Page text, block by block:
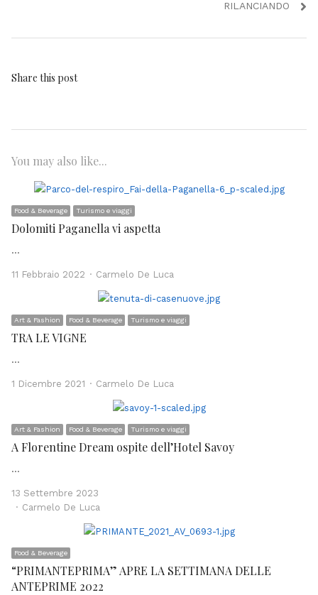
RILANCIANDO
Share this post
You may also like...
Food & Beverage Turismo e viaggi
Dolomiti Paganella vi aspetta
…
11 Febbraio 2022 Author
Carmelo De Luca
Art & Fashion Food & Beverage Turismo e viaggi
TRA LE VIGNE
…
1 Dicembre 2021 Author
Carmelo De Luca
Art & Fashion Food & Beverage Turismo e viaggi
A Florentine Dream ospite dell’Hotel Savoy
…
13 Settembre 2023
Author
Carmelo De Luca
Food & Beverage
“PRIMANTEPRIMA” APRE LA SETTIMANA DELLE
ANTEPRIME 2022